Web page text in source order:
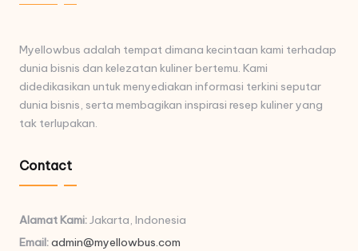
Myellowbus adalah tempat dimana kecintaan kami terhadap
dunia bisnis dan kelezatan kuliner bertemu. Kami
didedikasikan untuk menyediakan informasi terkini seputar
dunia bisnis, serta membagikan inspirasi resep kuliner yang
tak terlupakan.
Contact
Alamat Kami:Jakarta, Indonesia
Email:admin@myellowbus.com